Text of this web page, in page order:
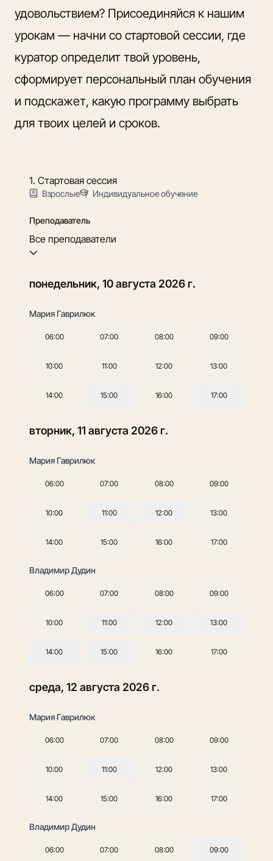
удовольствием? Присоединяйся к нашим
урокам — начни со стартовой сессии, где
куратор определит твой уровень,
сформирует персональный план обучения
и подскажет, какую программу выбрать
для твоих целей и сроков.
1. Стартовая сессия
Взрослые Индивидуальное обучение
Преподаватель
Все преподаватели
понедельник, 10 августа 2026 г.
Мария Гаврилюк
06:00 07:00 08:00 09:00
10:00 11:00 12:00 13:00
14:00 15:00 16:00 17:00
вторник, 11 августа 2026 г.
Мария Гаврилюк
06:00 07:00 08:00 09:00
10:00 11:00 12:00 13:00
14:00 15:00 16:00 17:00
Владимир Дудин
06:00 07:00 08:00 09:00
10:00 11:00 12:00 13:00
14:00 15:00 16:00 17:00
среда, 12 августа 2026 г.
Мария Гаврилюк
06:00 07:00 08:00 09:00
10:00 11:00 12:00 13:00
14:00 15:00 16:00 17:00
Владимир Дудин
06:00 07:00 08:00 09:00